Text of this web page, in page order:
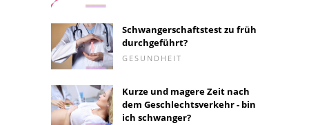
Schwangerschaftstest zu früh
durchgeführt?
GESUNDHEIT
Kurze und magere Zeit nach
dem Geschlechtsverkehr - bin
ich schwanger?